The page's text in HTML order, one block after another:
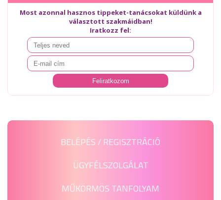
Most azonnal hasznos tippeket-tanácsokat küldünk a
választott szakmáidban!
Iratkozz fel:
BELÉPÉS / REGISZTRÁCIÓ
ÜGYFÉLSZOLGÁLAT
MŰKÖRMÖS TANFOLYAM